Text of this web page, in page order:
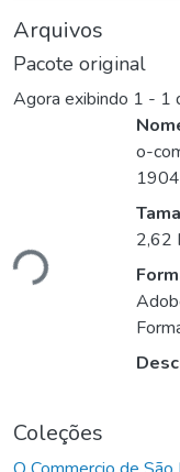
Arquivos
Pacote original
Agora exibindo 1 - 1
o-
2,62
Coleções